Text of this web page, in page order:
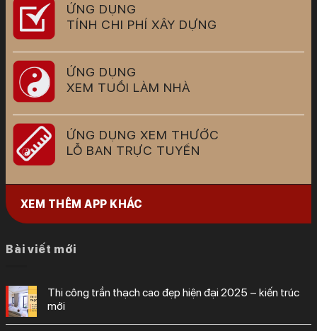
ỨNG DỤNG
TÍNH CHI PHÍ XÂY DỰNG
ỨNG DỤNG
XEM TUỔI LÀM NHÀ
ỨNG DỤNG XEM THƯỚC
LỖ BAN TRỰC TUYẾN
XEM THÊM APP KHÁC
Bài viết mới
thi công trần thạch cao đẹp hiện đại 2025 – kiến trúc
mới